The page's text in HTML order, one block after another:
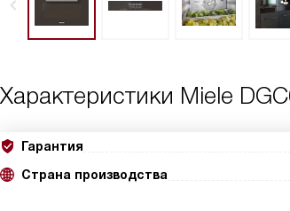
Характеристики Miele
Гарантия
Страна производства